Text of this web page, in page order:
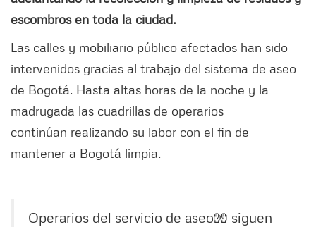
escombros en toda la ciudad.
Las calles y mobiliario público afectados han sido
intervenidos gracias al trabajo del sistema de aseo
de Bogotá. Hasta altas horas de la noche y la
madrugada las cuadrillas de operarios
continúan realizando su labor con el fin de
mantener a Bogotá limpia.
Operarios del servicio de aseo🧤 siguen